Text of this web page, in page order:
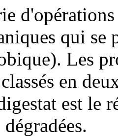
qui se
Les
en
est le